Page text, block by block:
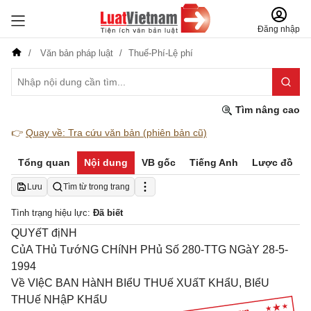
Đăng nhập
Văn bản pháp luật Thuế-Phí-Lệ phí
Tìm nâng cao
👉 Quay về: Tra cứu văn bản (phiên bản cũ)
Tổng quan Nội dung VB gốc Tiếng Anh Lược đồ
Lưu Tìm từ trong trang
Tình trạng hiệu lực: Đã biết
QUYếT địNH
CủA THủ TướNG CHíNH PHủ Số 280-TTG NGàY 28-5-
1994
Về VIệC BAN HàNH BIểU THUế XUấT KHẩU, BIểU
THUế NHậP KHẩU